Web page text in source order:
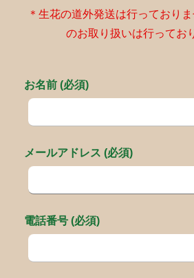
＊生花の道外発送は行っており
のお取り扱いは行ってお
お名前 (必須)
メールアドレス (必須)
電話番号 (必須)